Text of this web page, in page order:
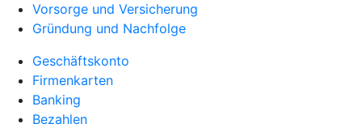
Vorsorge und Versicherung
Gründung und Nachfolge
Geschäftskonto
Firmenkarten
Banking
Bezahlen